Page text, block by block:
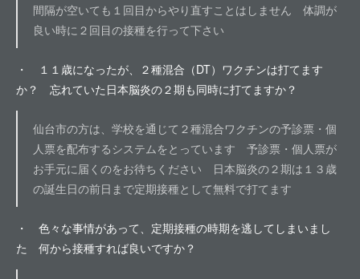
間隔が空いても１回目からやり直すことはしません 体調が
良い時に２回目の接種を行って下さい
・ １１歳になったが、２種混合（DT）ワクチンは打てます
か？ 忘れていた日本脳炎の２期も同時に打てますか？
仙台市の方は、学校を通じて２種混合ワクチンの予診票・個
人票を配布するシステムをとっています 予診票・個人票が
お手元に届くのをお待ちください 日本脳炎の２期は１３歳
の誕生日の前日まで定期接種として無料で打てます
・ 色々な事情があって、定期接種の時期を逃してしまいまし
た 何から接種すれば良いですか？